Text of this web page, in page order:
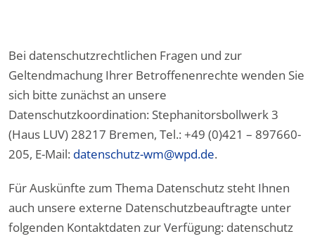
Bei datenschutzrechtlichen Fragen und zur
Geltendmachung Ihrer Betroffenenrechte wenden Sie
sich bitte zunächst an unsere
Datenschutzkoordination: Stephanitorsbollwerk 3
(Haus LUV) 28217 Bremen, Tel.: +49 (0)421 – 897660-
205, E-Mail: datenschutz-wm@wpd.de.
Für Auskünfte zum Thema Datenschutz steht Ihnen
auch unsere externe Datenschutzbeauftragte unter
folgenden Kontaktdaten zur Verfügung: datenschutz